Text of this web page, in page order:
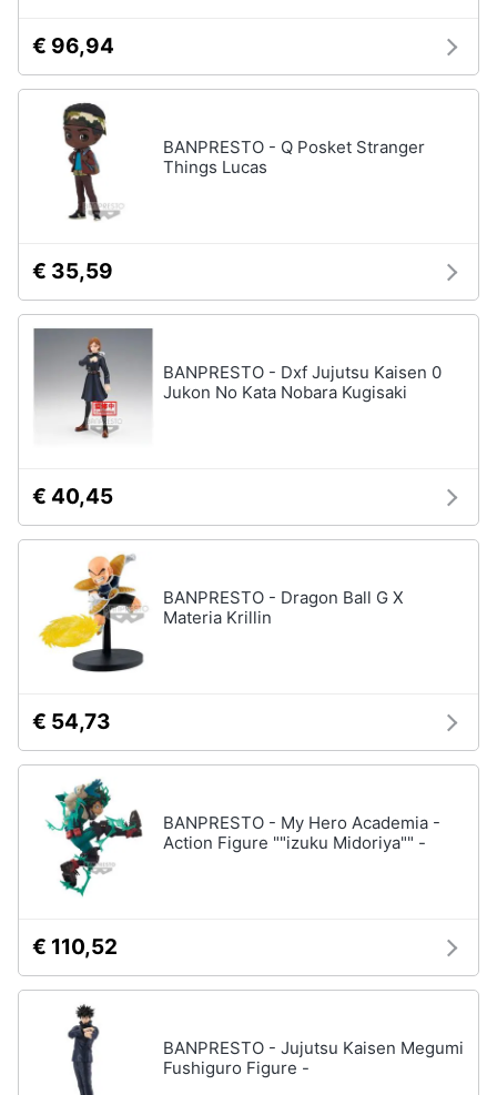
€ 96,94
BANPRESTO - Q Posket Stranger
Things Lucas
€ 35,59
BANPRESTO - Dxf Jujutsu Kaisen 0
Jukon No Kata Nobara Kugisaki
€ 40,45
BANPRESTO - Dragon Ball G X
Materia Krillin
€ 54,73
BANPRESTO - My Hero Academia -
Action Figure ""izuku Midoriya"" -
€ 110,52
BANPRESTO - Jujutsu Kaisen Megumi
Fushiguro Figure -